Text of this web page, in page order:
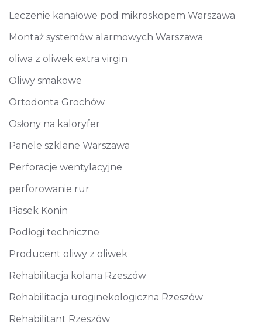
Leczenie kanałowe pod mikroskopem Warszawa
Montaż systemów alarmowych Warszawa
oliwa z oliwek extra virgin
Oliwy smakowe
Ortodonta Grochów
Osłony na kaloryfer
Panele szklane Warszawa
Perforacje wentylacyjne
perforowanie rur
Piasek Konin
Podłogi techniczne
Producent oliwy z oliwek
Rehabilitacja kolana Rzeszów
Rehabilitacja uroginekologiczna Rzeszów
Rehabilitant Rzeszów